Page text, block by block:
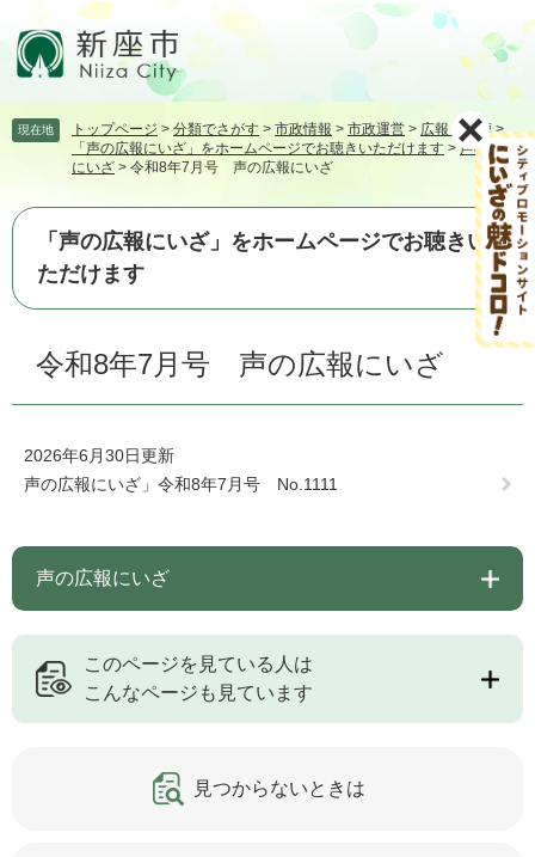
頭飛
て
へ
現在地 トップページ > 分類でさがす > 市政情報 > 市政運営 > 広報・広聴 >
「声の広報にいざ」をホームページでお聴きいただけます >声の広報
にいざ > 令和8年7月号 声の広報にいざ
「声の広報にいざ」をホームページでお聴きい
ただけます
令和8年7月号 声の広報にいざ
2026年6月30日更新
声の広報にいざ」令和8年7月号 No.1111
声の広報にいざ
このページを見ている人は
こんなページも見ています
見つからないときは